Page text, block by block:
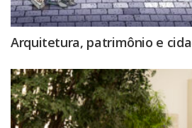
Arquitetura, patrimônio e